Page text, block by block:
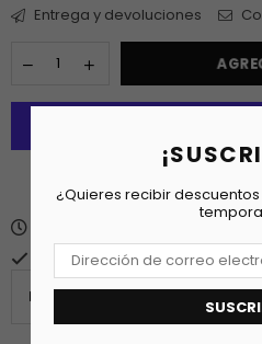
¿Quieres recibir
Entrega y devoluciones
Fecha estimada de entrega
Normalmente está listo en 24
PRODUCT DETAILS